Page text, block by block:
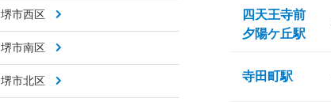
堺市西区
堺市南区
堺市北区
四天王寺前
夕陽ケ丘駅
寺田町駅